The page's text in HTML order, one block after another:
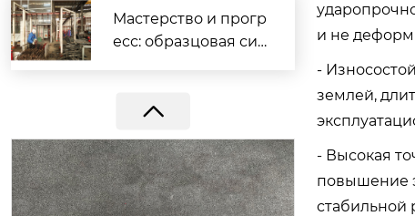
Мастерство и прогр
есс: образцовая сил
ение заказов
Скребок 11GL-1
и не
-
землей,
- Высокая
повышение
стабильной